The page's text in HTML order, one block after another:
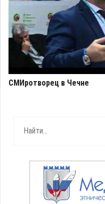
СМИротворец в Чечне